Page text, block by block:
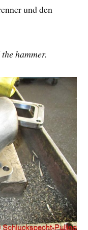
und den
hammer.